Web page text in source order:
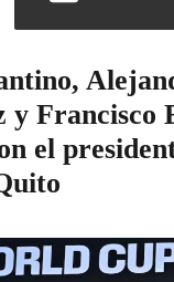
y Francisco
el